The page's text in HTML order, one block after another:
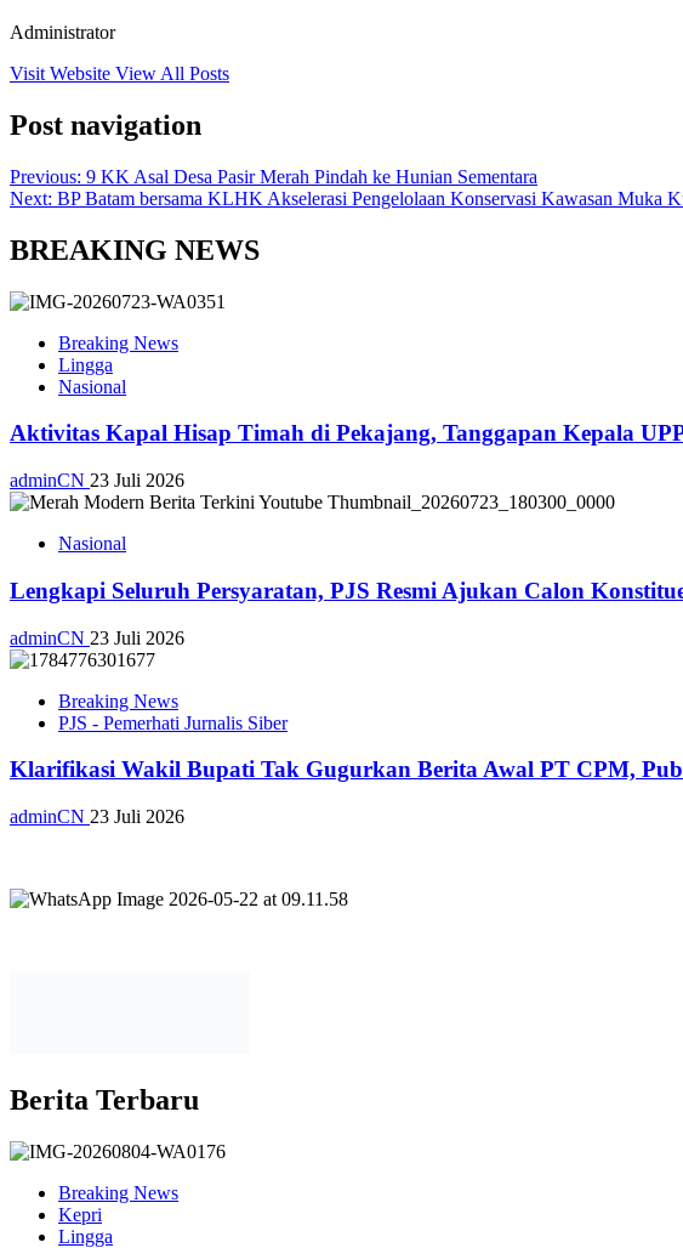
Administrator
Visit Website View All Posts
Post navigation
Previous: 9 KK Asal Desa Pasir Merah Pindah ke Hunian Sementara
Next: BP Batam bersama KLHK Akselerasi Pengelolaan Konservasi Kawasan Muka
BREAKING NEWS
Breaking News
Lingga
Nasional
Aktivitas Kapal Hisap Timah di Pekajang, Tanggapan Kepala
adminCN 23 Juli 2026
Nasional
Lengkapi Seluruh Persyaratan, PJS Resmi Ajukan Calon
adminCN 23 Juli 2026
Breaking News
PJS - Pemerhati Jurnalis Siber
Klarifikasi Wakil Bupati Tak Gugurkan Berita Awal PT CPM,
adminCN 23 Juli 2026
Berita Terbaru
Breaking News
Kepri
Lingga